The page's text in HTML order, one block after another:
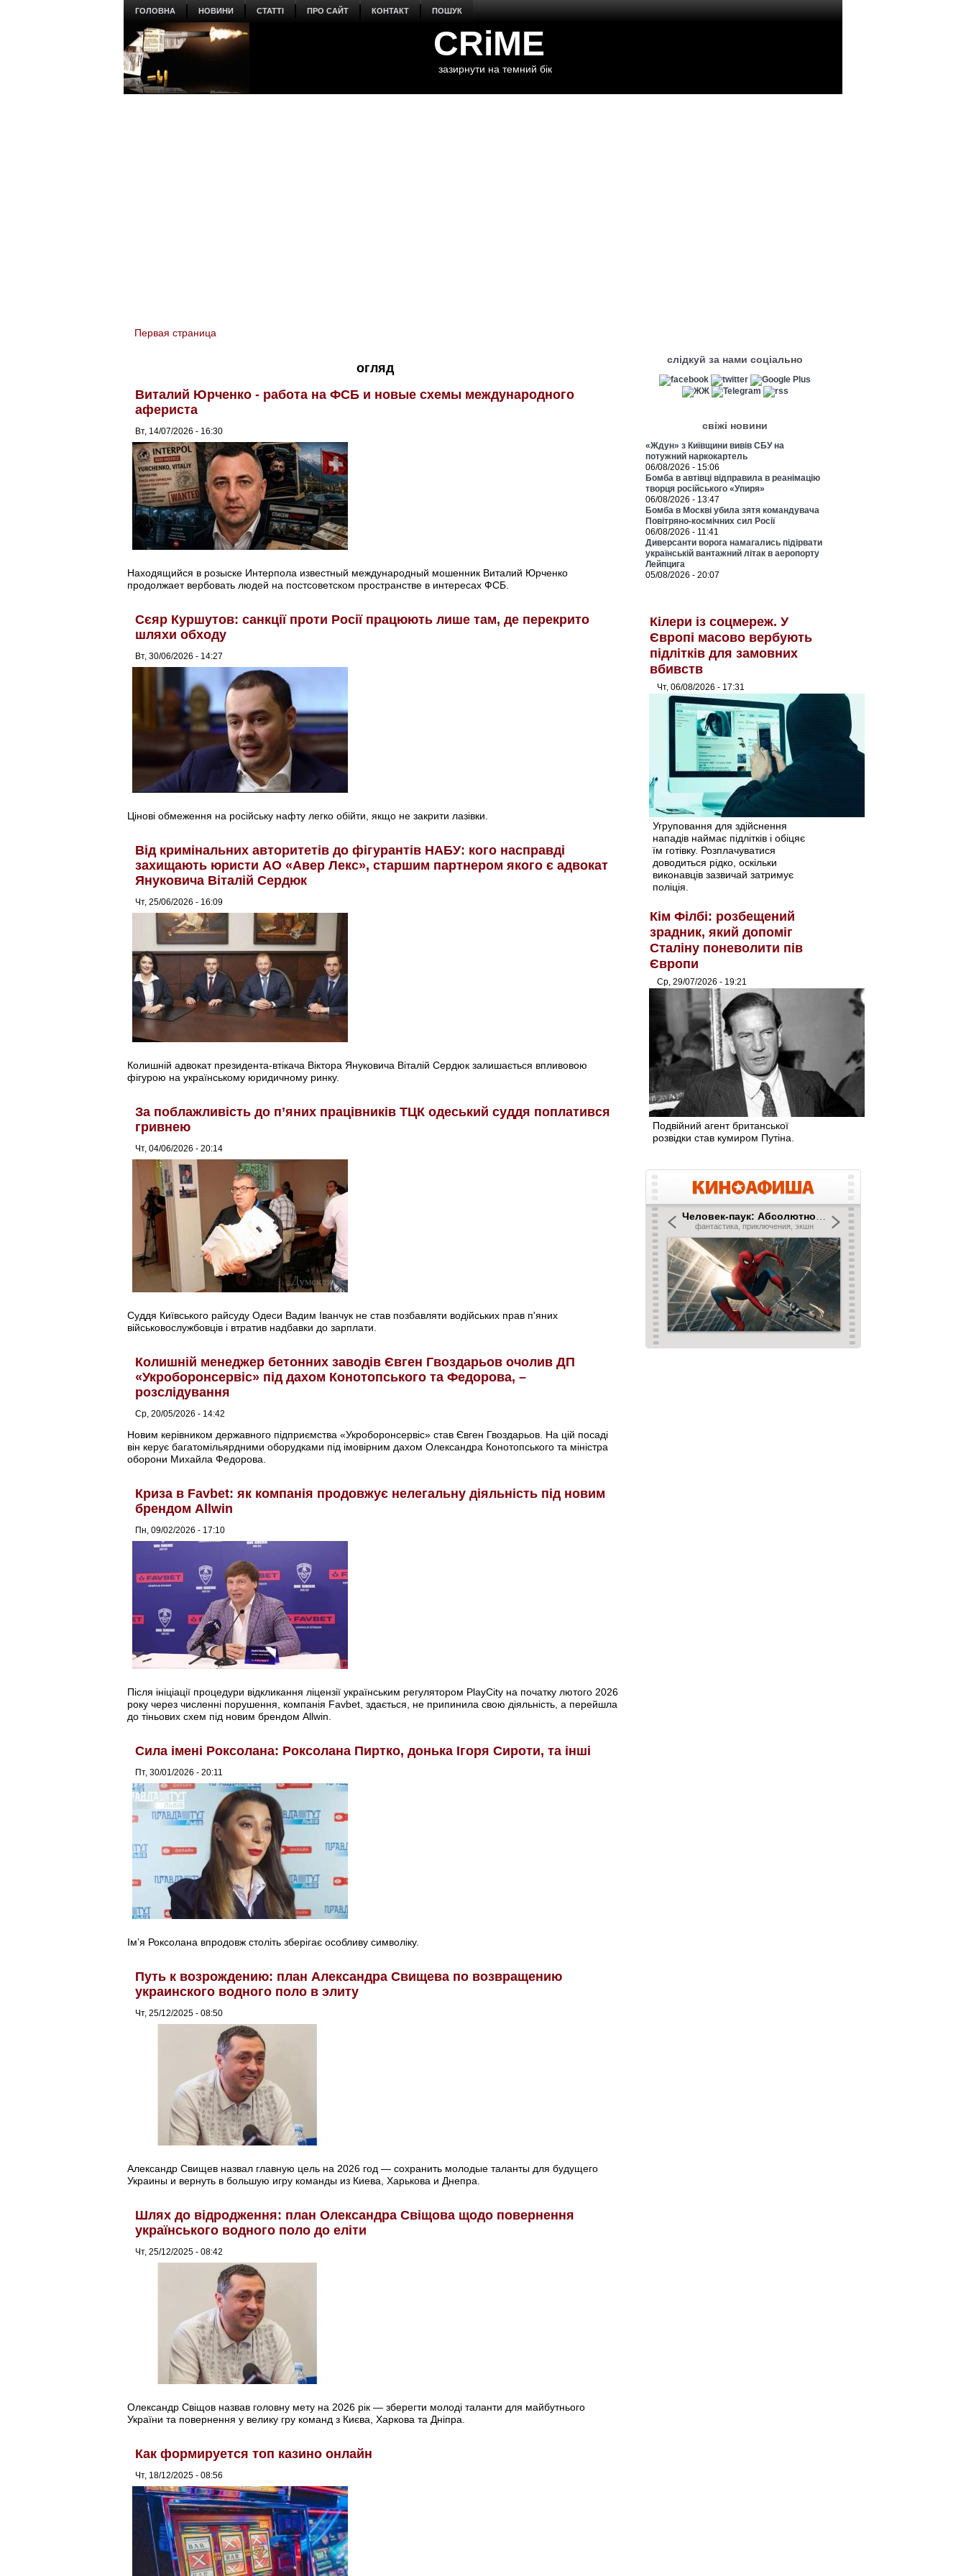
ГОЛОВНА НОВИНИ СТАТТІ ПРО САЙТ КОНТАКТ ПОШУК
CRiME
зазирнути на темний бік
You are here
Первая страница
огляд
Виталий Юрченко - работа на ФСБ и новые схемы международного
афериста
Вт, 14/07/2026 - 16:30
Находящийся в розыске Интерпола известный международный мошенник Виталий Юрченко
продолжает вербовать людей на постсоветском пространстве в интересах ФСБ.
Сєяр Куршутов: санкції проти Росії працюють лише там, де перекрито
шляхи обходу
Вт, 30/06/2026 - 14:27
Цінові обмеження на російську нафту легко обійти, якщо не закрити лазівки.
Від кримінальних авторитетів до фігурантів НАБУ: кого насправді
захищають юристи АО «Авер Лекс», старшим партнером якого є адвокат
Януковича Віталій Сердюк
Чт, 25/06/2026 - 16:09
Колишній адвокат президента-втікача Віктора Януковича Віталій Сердюк залишається впливовою
фігурою на українському юридичному ринку.
За поблажливість до п’яних працівників ТЦК одеський суддя поплатився
гривнею
Чт, 04/06/2026 - 20:14
Суддя Київського райсуду Одеси Вадим Іванчук не став позбавляти водійських прав п'яних
військовослужбовців і втратив надбавки до зарплати.
Колишній менеджер бетонних заводів Євген Гвоздарьов очолив ДП
«Укроборонсервіс» під дахом Конотопського та Федорова, –
розслідування
Ср, 20/05/2026 - 14:42
Новим керівником державного підприємства «Укроборонсервіс» став Євген Гвоздарьов. На цій посаді
він керує багатомільярдними оборудками під імовірним дахом Олександра Конотопського та міністра
оборони Михайла Федорова.
Криза в Favbet: як компанія продовжує нелегальну діяльність під новим
брендом Allwin
Пн, 09/02/2026 - 17:10
Після ініціації процедури відкликання ліцензії українським регулятором PlayCity на початку лютого 2026
року через численні порушення, компанія Favbet, здається, не припинила свою діяльність, а перейшла
до тіньових схем під новим брендом Allwin.
Сила імені Роксолана: Роксолана Пиртко, донька Ігоря Сироти, та інші
Пт, 30/01/2026 - 20:11
Ім’я Роксолана впродовж століть зберігає особливу символіку.
Путь к возрождению: план Александра Свищева по возвращению
украинского водного поло в элиту
Чт, 25/12/2025 - 08:50
Александр Свищев назвал главную цель на 2026 год — сохранить молодые таланты для будущего
Украины и вернуть в большую игру команды из Киева, Харькова и Днепра.
Шлях до відродження: план Олександра Свіщова щодо повернення
українського водного поло до еліти
Чт, 25/12/2025 - 08:42
Олександр Свіщов назвав головну мету на 2026 рік — зберегти молоді таланти для майбутнього
України та повернення у велику гру команд з Києва, Харкова та Дніпра.
Как формируется топ казино онлайн
Чт, 18/12/2025 - 08:56
слідкуй за нами соціально
свіжі новини
«Ждун» з Київщини вивів СБУ на
потужний наркокартель
06/08/2026 - 15:06
Бомба в автівці відправила в реанімацію
творця російського «Упиря»
06/08/2026 - 13:47
Бомба в Москві убила зятя командувача
Повітряно-космічних сил Росії
06/08/2026 - 11:41
Диверсанти ворога намагались підірвати
українській вантажний літак в аеропорту
Лейпцига
05/08/2026 - 20:07
Кілери із соцмереж. У
Європі масово вербують
підлітків для замовних
вбивств
Чт, 06/08/2026 - 17:31
Угруповання для здійснення
нападів наймає підлітків і обіцяє
їм готівку. Розплачуватися
доводиться рідко, оскільки
виконавців зазвичай затримує
поліція.
Кім Філбі: розбещений
зрадник, який допоміг
Сталіну поневолити пів
Європи
Ср, 29/07/2026 - 19:21
Подвійний агент британської
розвідки став кумиром Путіна.